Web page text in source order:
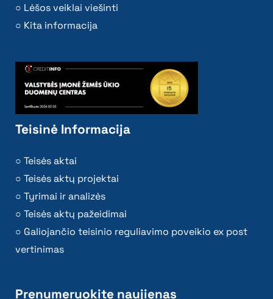
Lėšos veiklai viešinti
Kita informacija
Teisinė Informacija
Teisės aktai
Teisės aktų projektai
Tyrimai ir analizės
Teisės aktų pažeidimai
Galiojančio teisinio reguliavimo poveikio ex post
vertinimas
Prenumeruokite naujienas